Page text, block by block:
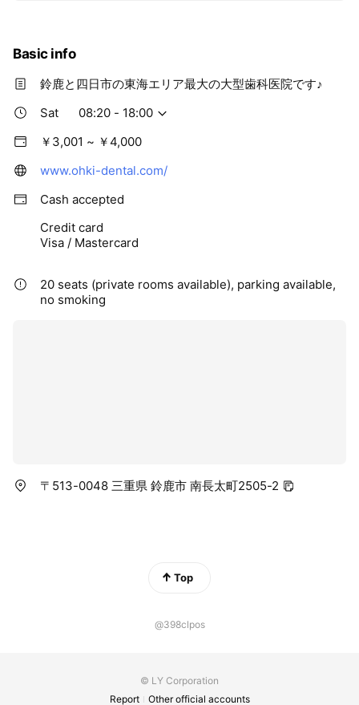
Basic info
鈴鹿と四日市の東海エリア最大の大型歯科医院です♪
Sat
08:20 - 18:00
￥3,001 ~ ￥4,000
www.ohki-dental.com/
Cash accepted
Credit card
Visa / Mastercard
20 seats (private rooms available), parking available,
no smoking
〒513-0048 三重県 鈴鹿市 南長太町2505-2
Top
@398clpos
© LY Corporation
Report
Other official accounts